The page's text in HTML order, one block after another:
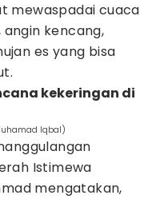
mewaspadai cuaca
kencang,
es yang bisa
kekeringan di
Iqbal)
Istimewa
mengatakan,